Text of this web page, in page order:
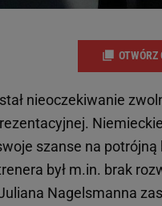
OTWÓRZ
nieoczekiwanie
szanse na
był m.in. brak
Nagelsmanna